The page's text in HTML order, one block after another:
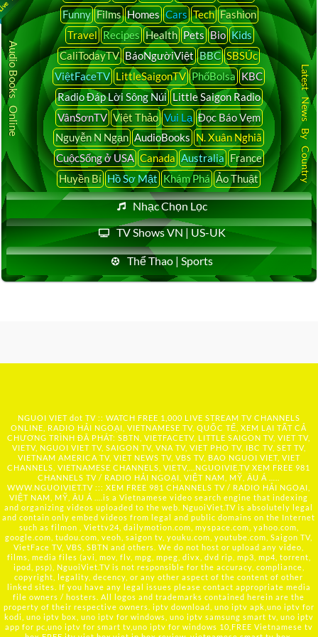
Funny Films Homes Cars Tech Fashion
Travel Recipes Health Pets Bio Kids
CaliTodayTV BáoNgườiViệt BBC SBSÚc
ViệtFaceTV LittleSaigonTV PhốBolsa KBC
Radio Đáp Lời Sông Núi Little Saigon Radio
VânSơnTV Việt Thảo Vui Lạ Đọc Báo Vẹm
Nguyễn N Ngạn AudioBooks N. Xuân Nghiã
CuộcSống ở USA Canada Australia France
Huyền Bí Hồ Sơ Mật Khám Phá Ảo Thuật
Nhạc Chọn Lọc
TV Shows VN | US-UK
Thể Thao | Sports
Audio Books Online Latest News By Country
NGUOI VIET dot TV :: WATCH FREE 1,000 LIVE STREAM TV CHANNELS
ONLINE, RADIO HẢI NGOẠI, VIETNAMESE TV, QUỐC TẾ, XEM LẠI TẤT CẢ
CHƯƠNG TRÌNH ĐÃ PHÁT: SBTN, VIETFACETV, LITTLE SAIGON TV, VIET TV,
VIETV, NGUOI VIET TV, SAIGON TV, VNA TV, VIET PHO TV, IBC TV, SET TV,
VIETNAM AMERICA TV, VIET NEWS TV, VBS TV, BAO NGUOI VIET, VIET
CHANNELS, VIETNAMESE CHANNELS, VIETV,... NGUOIVIE.TV XEM FREE 981
CHANNELS TV / RADIO HẢI NGOẠI, VIỆT NAM, MỸ, ÂU Á …..
WWW.NGUOIVIET.TV ::: XEM FREE 981 CHANNELS TV / RADIO HẢI NGOẠI,
VIỆT NAM, MỸ, ÂU Á ….is a Vietnamese video search engine that indexing
and organizing videos uploaded to the web. NguoiViet.TV is absolutely legal
and contain only embed videos from legal and public domains on the Internet
such as filmon , Viettv24, dailymotion.com, myspace.com, yahoo.com,
google.com, tudou.com, veoh, saigon tv, youku.com, youtube.com, Saigon TV,
VietFace TV, VBS, SBTN and others. We do not host or upload any video,
films, media files (avi, mov, flv, mpg, mpeg, divx, dvd rip, mp3, mp4, torrent,
ipod, psp), NguoiViet.TV is not responsible for the accuracy, compliance,
copyright, legality, decency, or any other aspect of the content of other
linked sites. If you have any legal issues please contact appropriate media
file owners / hosters. All logos and trademarks contained herein are the
property of their respective owners. iptv download, uno iptv apk,uno iptv for
kodi, uno iptv box, uno iptv for windows, uno iptv samsung smart tv, uno iptv
app for pc,uno iptv for smart tv,uno iptv for windows 10,FREE Vietnamese tv